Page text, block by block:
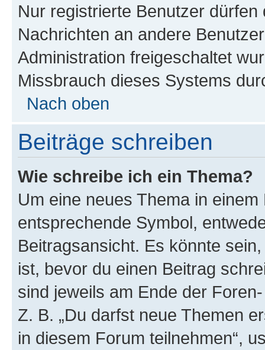
Nur registrierte Benutzer
Nachrichten an andere
Administration freigeschaltet
Missbrauch dieses Systems
Nach oben
Beiträge schreiben
Wie schreibe ich ein Thema?
Um eine neues Thema in
entsprechende Symbol,
Beitragsansicht. Es könnte
ist, bevor du einen Beitrag
sind jeweils am Ende der
Z. B. „Du darfst neue Themen
in diesem Forum teilnehmen“,